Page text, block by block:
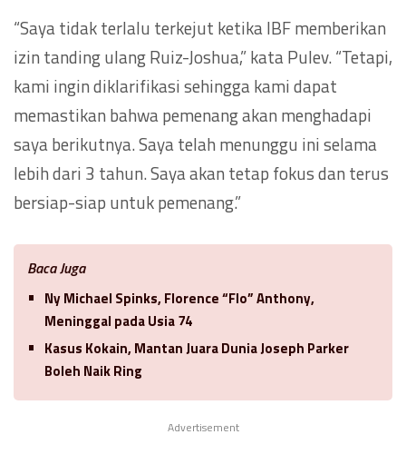
“Saya tidak terlalu terkejut ketika IBF memberikan
izin tanding ulang Ruiz-Joshua,” kata Pulev. “Tetapi,
kami ingin diklarifikasi sehingga kami dapat
memastikan bahwa pemenang akan menghadapi
saya berikutnya. Saya telah menunggu ini selama
lebih dari 3 tahun. Saya akan tetap fokus dan terus
bersiap-siap untuk pemenang.”
Baca Juga
Ny Michael Spinks, Florence “Flo” Anthony,
Meninggal pada Usia 74
Kasus Kokain, Mantan Juara Dunia Joseph Parker
Boleh Naik Ring
Advertisement